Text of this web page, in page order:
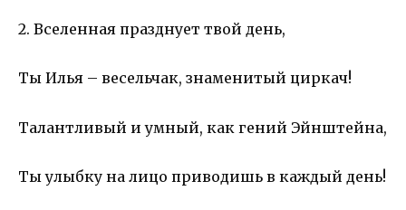
2. Вселенная празднует твой день,
Ты Илья – весельчак, знаменитый циркач!
Талантливый и умный, как гений Эйнштейна,
Ты улыбку на лицо приводишь в каждый день!